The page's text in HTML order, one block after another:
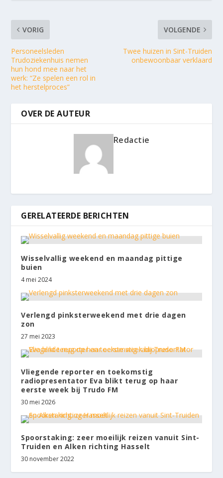
VORIG
Personeelsleden
Trudoziekenhuis nemen
hun hond mee naar het
werk: “Ze spelen een rol in
het herstelproces”
VOLGENDE
Twee huizen in Sint-Truiden
onbewoonbaar verklaard
OVER DE AUTEUR
Redactie
GERELATEERDE BERICHTEN
Wisselvallig weekend en maandag pittige
buien
4 mei 2024
Verlengd pinksterweekend met drie dagen
zon
27 mei 2023
Vliegende reporter en toekomstig
radiopresentator Eva blikt terug op haar
eerste week bij Trudo FM
30 mei 2026
Spoorstaking: zeer moeilijk reizen vanuit Sint-
Truiden en Alken richting Hasselt
30 november 2022